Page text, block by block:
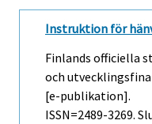
Instruktion för
Finlands officiella
och
[e-publikation].
ISSN=2489-3269.